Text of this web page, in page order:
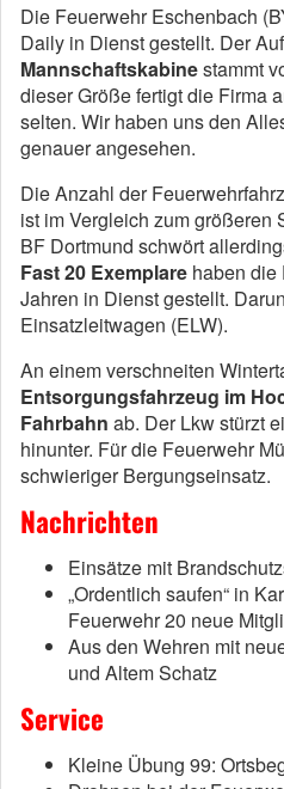
Die Feuerwehr Eschenbach
Daily in Dienst gestellt. Der
Mannschaftskabinestammt
dieser Größe fertigt die Firma
selten. Wir haben uns den
genauer angesehen.
Die Anzahl der
ist im Vergleich zum größeren
BF Dortmund schwört
Fast 20 Exemplare haben die
Jahren in Dienst gestellt.
Einsatzleitwagen (ELW).
An einem verschneiten
Entsorgungsfahrzeug im
Fahrbahn ab. Der Lkw stürzt
hinunter. Für die Feuerwehr
schwieriger Bergungseinsatz.
Nachrichten
Einsätze mit
„Ordentlich saufen“ in
Feuerwehr 20 neue
Aus den Wehren mit
und Altem Schatz
Service
Kleine Übung 99: